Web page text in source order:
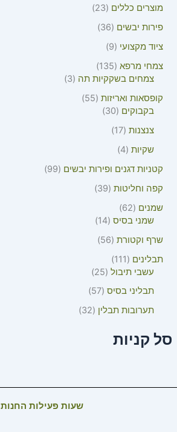
מוצרים כללים
23
פירות יבשים
36
ציוד מקצועי
9
צמחי מרפא 135
צמחים בשקקיות תה
3
קופסאות ואריזות 55
בקבוקים
30
צנצנות 17
שקיות 4
קטניות דגנים ופירות יבשים
99
קפה וחליטות 39
שמנים
62
שמני בסיס 14
שרף וקטורת 56
תבלינים
111
עשבי תיבול 25
תבליני בסיס 57
תערובות תבלין
32
סל קניות
שעות פעילות החנות